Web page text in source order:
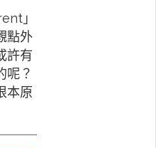
」
點外
許有
呢？
本原